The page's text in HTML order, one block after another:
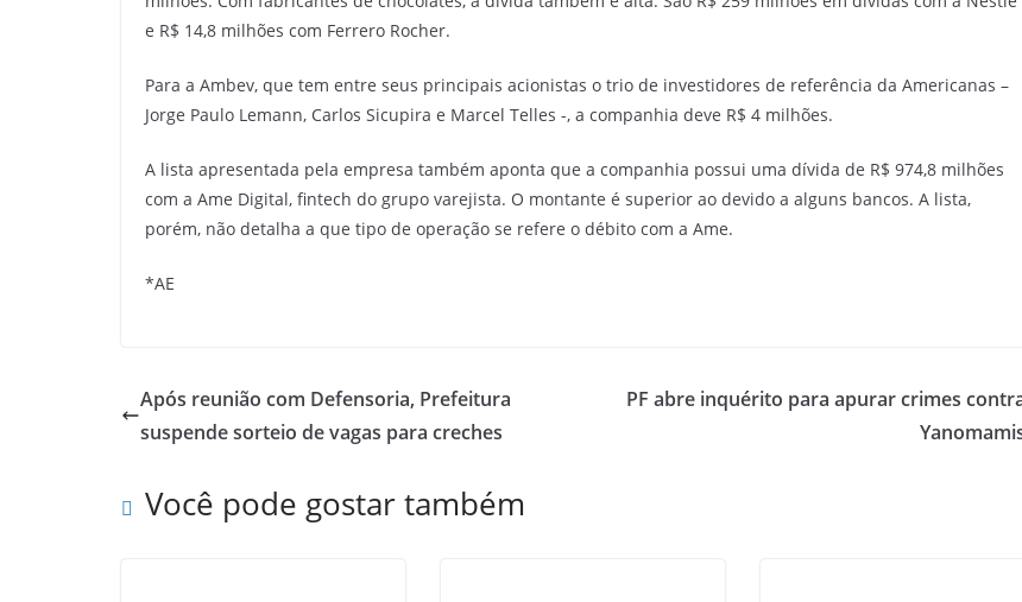
e R$ 14,8 milhões com Ferrero Rocher.
Para a Ambev, que tem entre seus principais acionistas o trio de investidores de referência da Americanas –
Jorge Paulo Lemann, Carlos Sicupira e Marcel Telles -, a companhia deve R$ 4 milhões.
A lista apresentada pela empresa também aponta que a companhia possui uma dívida de R$ 974,8 milhões
com a Ame Digital, fintech do grupo varejista. O montante é superior ao devido a alguns bancos. A lista,
porém, não detalha a que tipo de operação se refere o débito com a Ame.
*AE
Após reunião com Defensoria, Prefeitura
suspende sorteio de vagas para creches
PF abre inquérito para apurar crimes
Você pode gostar também